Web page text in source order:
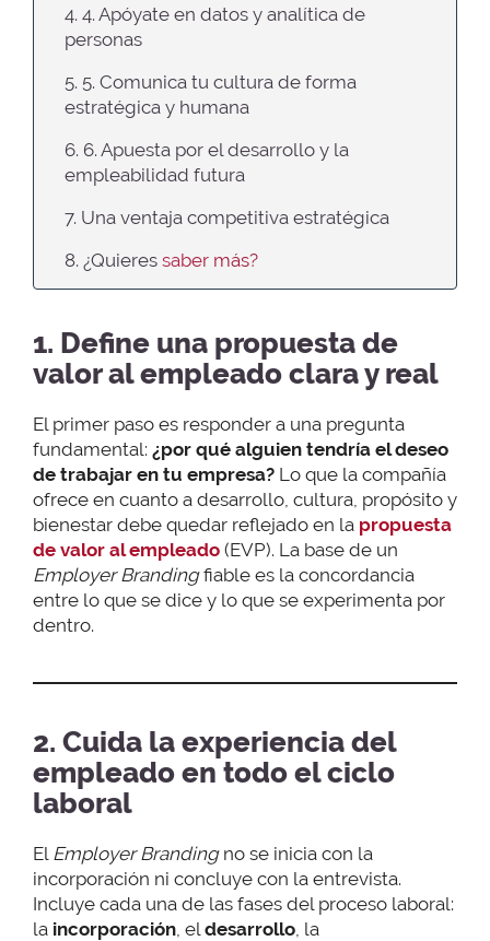
4. 4. Apóyate en datos y analítica de
personas
5. 5. Comunica tu cultura de forma
estratégica y humana
6. 6. Apuesta por el desarrollo y la
empleabilidad futura
7. Una ventaja competitiva estratégica
8. ¿Quieres saber más?
1. Define una propuesta de
valor al empleado clara y real
El primer paso es responder a una pregunta
fundamental: ¿por qué alguien tendría el deseo
de trabajar en tu empresa? Lo que la compañía
ofrece en cuanto a desarrollo, cultura, propósito y
bienestar debe quedar reflejado en la propuesta
de valor al empleado (EVP). La base de un
Employer Brandingfiable es la concordancia
entre lo que se dice y lo que se experimenta por
dentro.
2. Cuida la experiencia del
empleado en todo el ciclo
laboral
El Employer Brandingno se inicia con la
incorporación ni concluye con la entrevista.
Incluye cada una de las fases del proceso laboral:
la incorporación , el desarrollo , la